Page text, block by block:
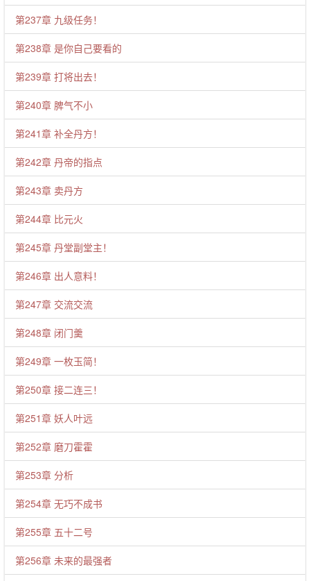
第237章 九级任务！
第238章 是你自己要看的
第239章 打将出去！
第240章 脾气不小
第241章 补全丹方！
第242章 丹帝的指点
第243章 卖丹方
第244章 比元火
第245章 丹堂副堂主！
第246章 出人意料！
第247章 交流交流
第248章 闭门羹
第249章 一枚玉简！
第250章 接二连三！
第251章 妖人叶远
第252章 磨刀霍霍
第253章 分析
第254章 无巧不成书
第255章 五十二号
第256章 未来的最强者